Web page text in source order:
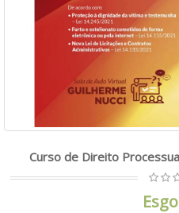
Curso de Direito